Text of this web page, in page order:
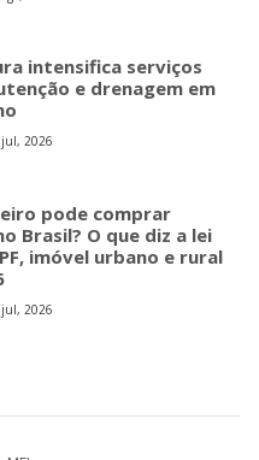
intensifica serviços
e drenagem em
jul, 2026
pode comprar
Brasil? O que diz a lei
imóvel urbano e rural
jul, 2026